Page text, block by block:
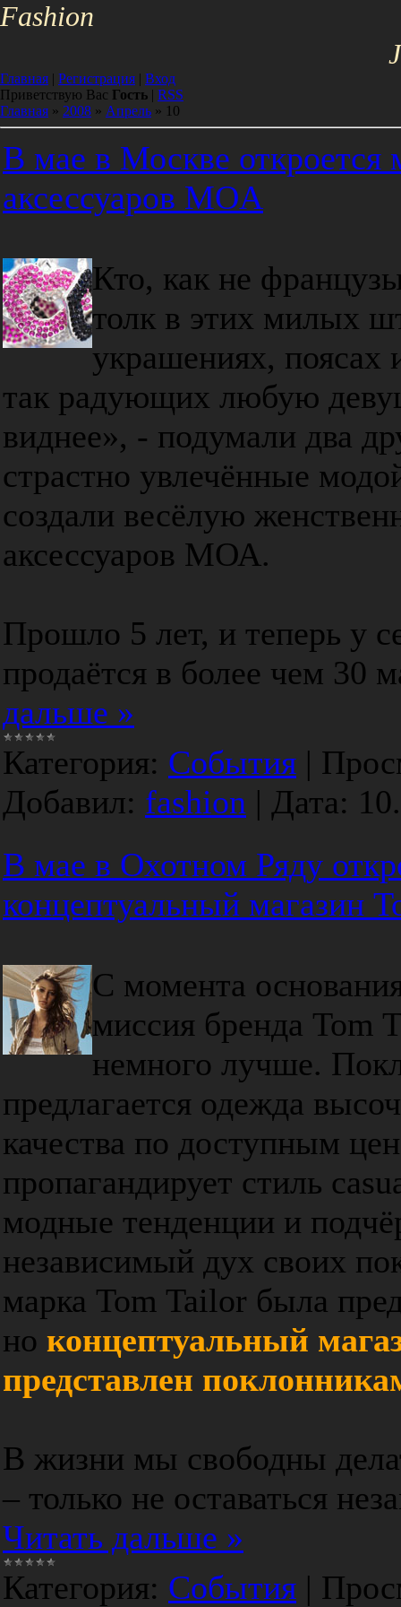
Fashion
J
Главная | Регистрация | Вход
Приветствую Вас Гость | RSS
Главная » 2008 » Апрель » 10
В мае в Москве откроется
аксессуаров MOA
Кто, как не
толк в этих милых
украшениях, поясах
так радующих любую
виднее», - подумали два
страстно увлечённые
создали весёлую
аксессуаров МОА.
Прошло 5 лет, и теперь у
продаётся в более чем 30
дальше »
Категория: События |
Добавил: fashion | Дата:
В мае в Охотном Ряду
концептуальный магазин
С момента
миссия бренда Tom
немного лучше.
предлагается одежда
качества по доступным
пропагандирует стиль
модные тенденции и
независимый дух своих
марка Tom Tailor была
но концептуальный
представлен
В жизни мы свободны
– только не оставаться
Читать дальше »
Категория: События |